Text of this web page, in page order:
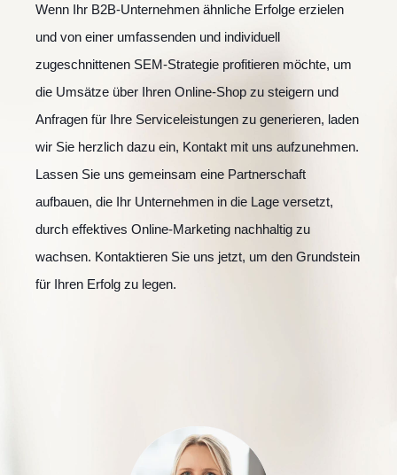
Wenn Ihr B2B-Unternehmen ähnliche Erfolge erzielen
und von einer umfassenden und individuell
zugeschnittenen SEM-Strategie profitieren möchte, um
die Umsätze über Ihren Online-Shop zu steigern und
Anfragen für Ihre Serviceleistungen zu generieren, laden
wir Sie herzlich dazu ein, Kontakt mit uns aufzunehmen.
Lassen Sie uns gemeinsam eine Partnerschaft
aufbauen, die Ihr Unternehmen in die Lage versetzt,
durch effektives Online-Marketing nachhaltig zu
wachsen. Kontaktieren Sie uns jetzt, um den Grundstein
für Ihren Erfolg zu legen.